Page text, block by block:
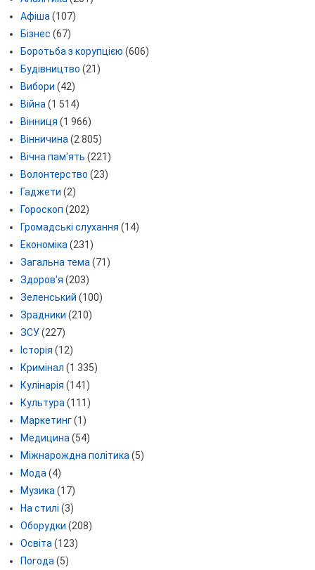
Афіша (107)
Бізнес (67)
Боротьба з корупцією (606)
Будівництво (21)
Вибори (42)
Війна (1 514)
Вінниця (1 966)
Вінничина (2 805)
Вічна пам'ять (221)
Волонтерство (23)
Гаджети (2)
Гороскоп (202)
Громадські слухання (14)
Економіка (231)
Загальна тема (71)
Здоров'я (203)
Зеленський (100)
Зрадники (210)
ЗСУ(227)
Історія (12)
Кримінал (1 335)
Кулінарія (141)
Культура (111)
Маркетинг(1)
Медицина (54)
Міжнарождна політика (5)
Мода (4)
Музика (17)
На стилі (3)
Оборудки (208)
Освіта (123)
Погода (5)